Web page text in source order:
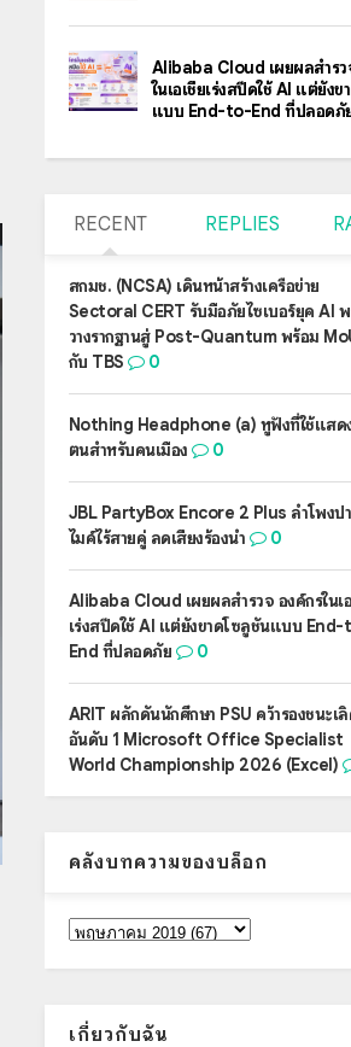
Alibaba Cloud เผยผลสำรว
ในเอเชียเร่งสปีดใช้ AI แต่ยัง
แบบ End-to-End ที่ปลอดภั
RECENT REPLIES
สกมช. (NCSA) เดินหน้าสร้างเครือข่าย
Sectoral CERT รับมือภัยไซเบอร์ยุค AI
วางรากฐานสู่ Post-Quantum พร้อม
กับ TBS
0
Nothing Headphone (a) หูฟังที่ใช้แสด
ตนสำหรับคนเมือง
0
JBL PartyBox Encore 2 Plus ลำโพงป
ไมค์ไร้สายคู่ ลดเสียงร้องนำ
0
Alibaba Cloud เผยผลสำรวจ องค์กรในเ
เร่งสปีดใช้ AI แต่ยังขาดโซลูชันแบบ
End ที่ปลอดภัย
0
ARIT ผลักดันนักศึกษา PSU คว้ารองชนะเ
อันดับ 1 Microsoft Office Specialist
World Championship 2026 (Excel)
คลังบทความของบล็อก
เกี่ยวกับฉัน